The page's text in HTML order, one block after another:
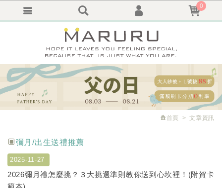
首頁 文章資訊
彌月/出生送禮推薦
2025-11-27
2026彌月禮怎麼挑？３大挑選準則教你送到心坎裡！(附賀卡
0
會員登入
會員註冊
忘記密碼
訂單查詢
追蹤清單
繁體中文